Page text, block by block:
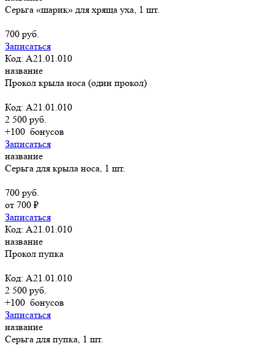
Серьга «шарик» для хряща уха, 1 шт.
700 руб.
Записаться
Код: A21.01.010
название
Прокол крыла носа (один прокол)
Код: A21.01.010
2 500 руб.
+100 бонусов
Записаться
название
Серьга для крыла носа, 1 шт.
700 руб.
от 700 ₽
Записаться
Код: A21.01.010
название
Прокол пупка
Код: A21.01.010
2 500 руб.
+100 бонусов
Записаться
название
Серьга для пупка, 1 шт.